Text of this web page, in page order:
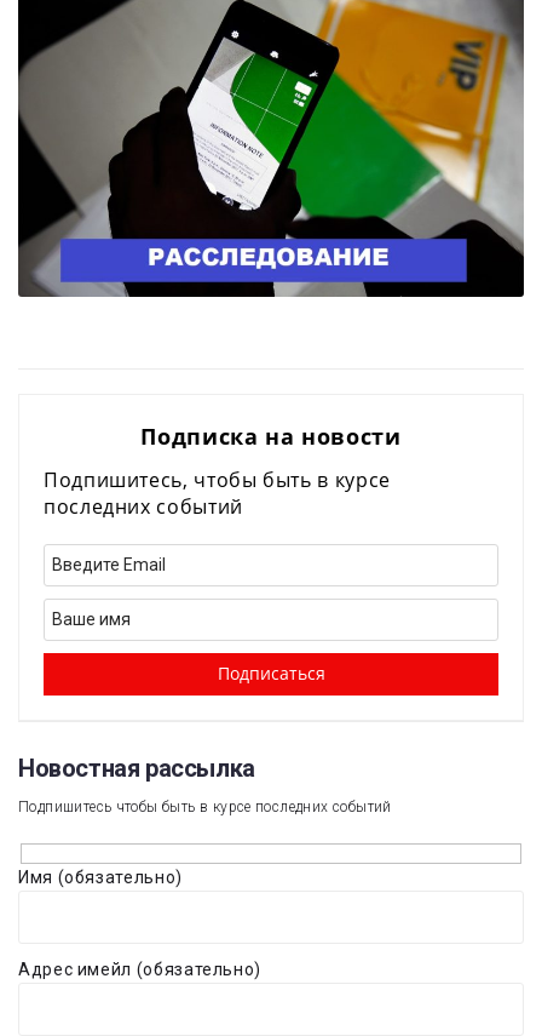
Подписка на новости
Подпишитесь, чтобы быть в курсе
последних событий
Новостная рассылка​
Подпишитесь чтобы быть в курсе последних событий
Имя (обязательно)
Адрес имейл (обязательно)